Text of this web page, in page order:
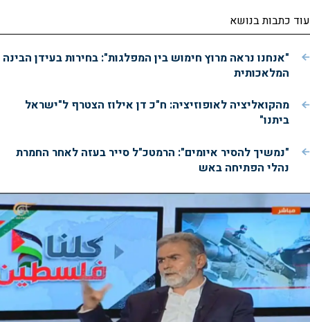
עוד כתבות בנושא
"אנחנו נראה מרוץ חימוש בין המפלגות": בחירות בעידן הבינה
המלאכותית
מהקואליציה לאופוזיציה: ח"כ דן אילוז הצטרף ל"ישראל
ביתנו"
"נמשיך להסיר איומים": הרמטכ"ל סייר בעזה לאחר החמרת
נהלי הפתיחה באש